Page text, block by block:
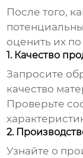
После того,
оценить их
1. Качество
Запросите
качество
Проверьте
2.
Узнайте о